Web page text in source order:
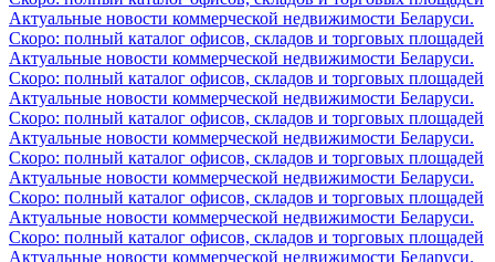
Актуальные новости коммерческой недвижимости Беларуси.
Скоро: полный каталог офисов, складов и торговых площадей
Актуальные новости коммерческой недвижимости Беларуси.
Скоро: полный каталог офисов, складов и торговых площадей
Актуальные новости коммерческой недвижимости Беларуси.
Скоро: полный каталог офисов, складов и торговых площадей
Актуальные новости коммерческой недвижимости Беларуси.
Скоро: полный каталог офисов, складов и торговых площадей
Актуальные новости коммерческой недвижимости Беларуси.
Скоро: полный каталог офисов, складов и торговых площадей
Актуальные новости коммерческой недвижимости Беларуси.
Скоро: полный каталог офисов, складов и торговых площадей
Актуальные новости коммерческой недвижимости Беларуси.